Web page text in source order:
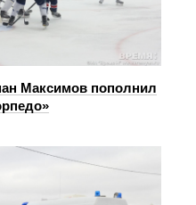
Максимов пополнил